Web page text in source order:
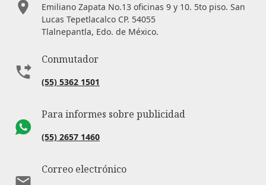
Emiliano Zapata No.13 oficinas 9 y 10. 5to piso. San
Lucas Tepetlacalco CP. 54055
Tlalnepantla, Edo. de México.
Conmutador
(55) 5362 1501
Para informes sobre publicidad
(55) 2657 1460
Correo electrónico